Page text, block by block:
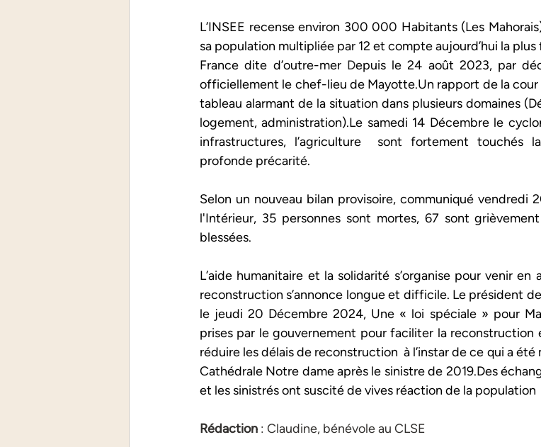
L’INSEE recense environ 300 000 Habitants (Les
sa population multipliée par 12 et compte aujourd’hui la
France dite d’outre-mer Depuis le 24 août 2023, par
officiellement le chef-lieu de Mayotte.Un rapport de la
tableau alarmant de la situation dans plusieurs domaines
logement, administration).Le samedi 14 Décembre le
infrastructures, l’agriculture  sont fortement touchés
profonde précarité.
Selon un nouveau bilan provisoire, communiqué vendredi
l'Intérieur, 35 personnes sont mortes, 67 sont
blessées.
L’aide humanitaire et la solidarité s’organise pour venir en
reconstruction s’annonce longue et difficile. Le président de
le jeudi 20 Décembre 2024, Une « loi spéciale » pour
prises par le gouvernement pour faciliter la reconstruction
réduire les délais de reconstruction  à l’instar de ce qui a
Cathédrale Notre dame après le sinistre de 2019.Des
et les sinistrés ont suscité de vives réaction de la population
Rédaction : Claudine, bénévole au CLSE